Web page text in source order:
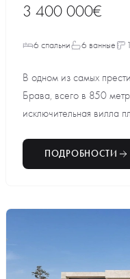
3 400 000€
6 спальни 6 ванные
В одном из самых
Брава, всего в 850
исключительная вилла
ПОДРОБНОСТИ